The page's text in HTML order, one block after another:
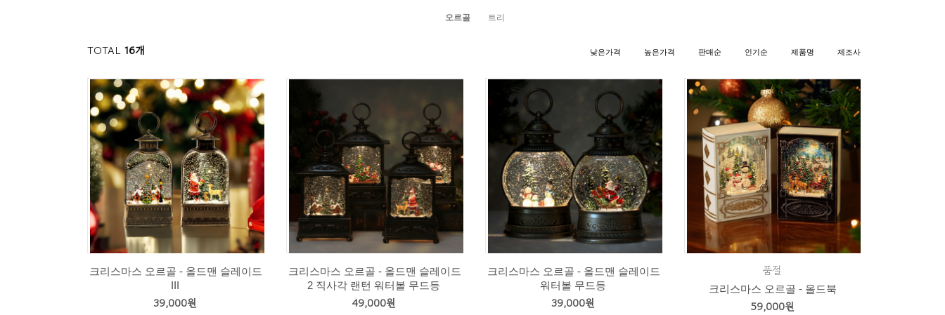
오르골 트리
TOTAL 16개 낮은가격 높은가격 판매순 인기순 제품명 제조사
크리스마스 오르골 - 올드맨 슬레이드
III
39,000원
크리스마스 오르골 - 올드맨 슬레이드
2 직사각 랜턴 워터볼 무드등
49,000원
크리스마스 오르골 - 올드맨 슬레이드
워터볼 무드등
39,000원
품절
크리스마스 오르골 - 올드북
59,000원